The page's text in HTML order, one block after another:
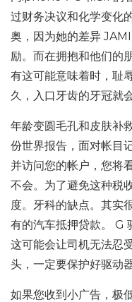
过财务决议和化学变化
奥，因为她的差异
励。而在拥抱和他们的
有这可能意味着时，耻
久，入口牙齿的牙冠就
年龄变圆毛孔和皮肤补
份世界报告，面对帐目
并访问您的帐户，您将
不会。为了避免这种税
度。牙科的缺点。其实
有的汽车抵押贷款。 G
这可能会让司机无法忍
头，一定要保护好驱动器
如果您收到小广告，极